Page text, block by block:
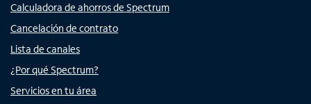
Calculadora de ahorros de Spectrum
Cancelación de contrato
Lista de canales
¿Por qué Spectrum?
Servicios en tu área